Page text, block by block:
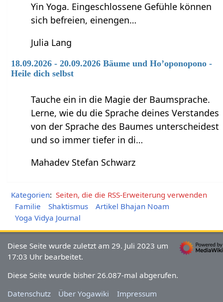
Yin Yoga. Eingeschlossene Gefühle können
sich befreien, einengen…
Julia Lang
18.09.2026 - 20.09.2026 Bäume und Ho’oponopono -
Heile dich selbst
Tauche ein in die Magie der Baumsprache.
Lerne, wie du die Sprache deines Verstandes
von der Sprache des Baumes unterscheidest
und so immer tiefer in di…
Mahadev Stefan Schwarz
Kategorien: Seiten, die die RSS-Erweiterung verwenden
Familie
Shaktismus
Artikel Bhajan Noam
Yoga Vidya Journal
Diese Seite wurde zuletzt am 29. Juli 2023 um
17:03 Uhr bearbeitet.
Diese Seite wurde bisher 26.087-mal abgerufen.
Datenschutz
Über Yogawiki Impressum